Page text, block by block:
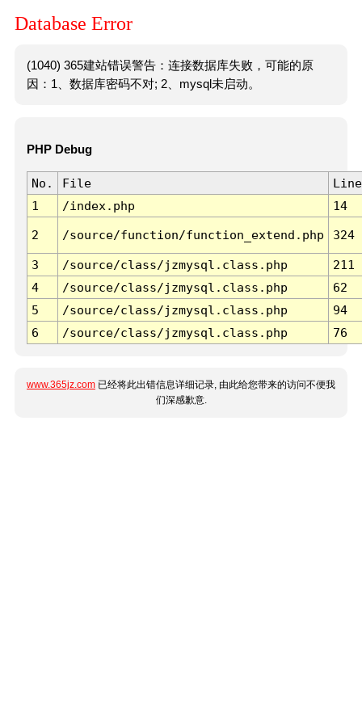
Database Error
(1040) 365建站错误警告：连接数据库失败，可能的原
因：1、数据库密码不对; 2、mysql未启动。
PHP Debug
No. File
Line
1
/index.php 14
2 /source/function/function_extend.php 324
3 /source/class/jzmysql.class.php
211
4
/source/class/jzmysql.class.php
62
5
/source/class/jzmysql.class.php
94
6
/source/class/jzmysql.class.php 76
www.365jz.com 已经将此出错信息详细记录, 由此给您带来的访问不便我
们深感歉意.